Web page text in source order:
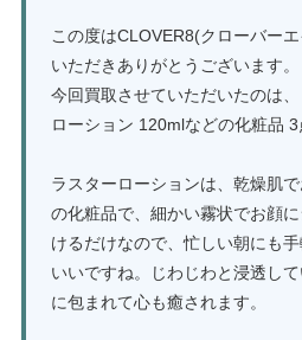
この度はCLOVER8(クローバー
いただきありがとうございます。
今回買取させていただいたのは
ローション 120mlなどの化粧品 3
ラスターローションは、乾燥肌
の化粧品で、細かい霧状でお顔
けるだけなので、忙しい朝にも
いいですね。じわじわと浸透し
に包まれて心も癒されます。